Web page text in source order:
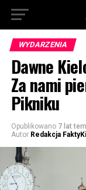
WYDARZENIA
Dawne
Za nami
Pikniku
Opublikowano 7 lat
Autor Redakcja